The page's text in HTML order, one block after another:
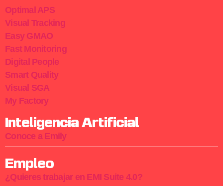
Optimal APS
Visual Tracking
Easy GMAO
Fast Monitoring
Digital People
Smart Quality
Visual SGA
My Factory
Inteligencia Artificial
Conoce a Emily
Empleo
¿Quieres trabajar en EMI Suite 4.0?